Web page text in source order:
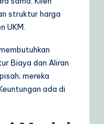
struktur harga
UKM.
Biaya dan Aliran
mereka
ada di